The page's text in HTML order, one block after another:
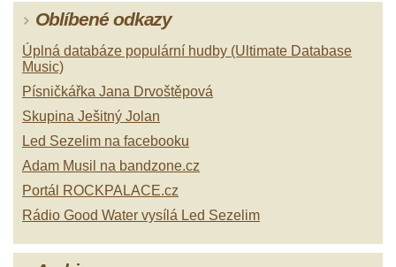
Oblíbené odkazy
Úplná databáze populární hudby (Ultimate Database
Music)
Písničkářka Jana Drvoštěpová
Skupina Ješitný Jolan
Led Sezelim na facebooku
Adam Musil na bandzone.cz
Portál ROCKPALACE.cz
Rádio Good Water vysílá Led Sezelim